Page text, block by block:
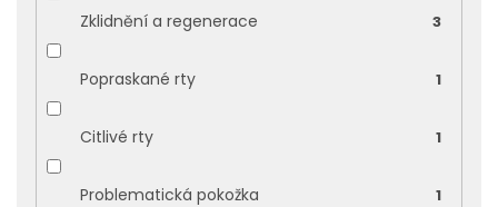
Zklidnění a regenerace 3
Popraskané rty 1
Citlivé rty 1
Problematická pokožka 1